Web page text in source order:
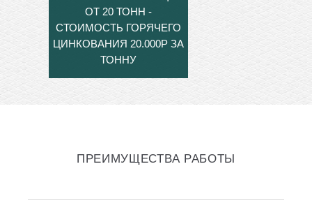
ОТ 20 ТОНН -
СТОИМОСТЬ ГОРЯЧЕГО
ЦИНКОВАНИЯ 20.000Р ЗА
ТОННУ
ПРЕИМУЩЕСТВА РАБОТЫ